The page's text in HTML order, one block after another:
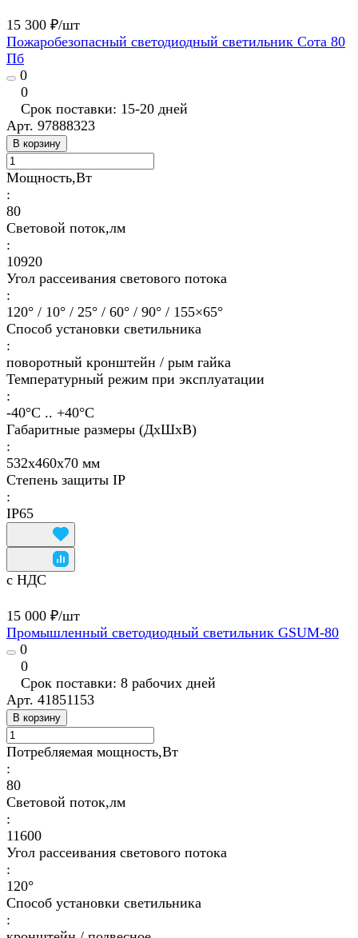
15 300 ₽/шт
Пожаробезопасный светодиодный светильник Сота 80
Пб
0
0
Срок поставки: 15-20 дней
Арт. 97888323
В корзину
Мощность,Вт
:
80
Световой поток,лм
:
10920
Угол рассеивания светового потока
:
120° / 10° / 25° / 60° / 90° / 155×65°
Способ установки светильника
:
поворотный кронштейн / рым гайка
Температурный режим при эксплуатации
:
-40°С .. +40°C
Габаритные размеры (ДхШхВ)
:
532х460х70 мм
Степень защиты IP
:
IP65
с НДС
15 000 ₽/шт
Промышленный светодиодный светильник GSUM-80
0
0
Срок поставки: 8 рабочих дней
Арт. 41851153
В корзину
Потребляемая мощность,Вт
:
80
Световой поток,лм
:
11600
Угол рассеивания светового потока
:
120°
Способ установки светильника
: